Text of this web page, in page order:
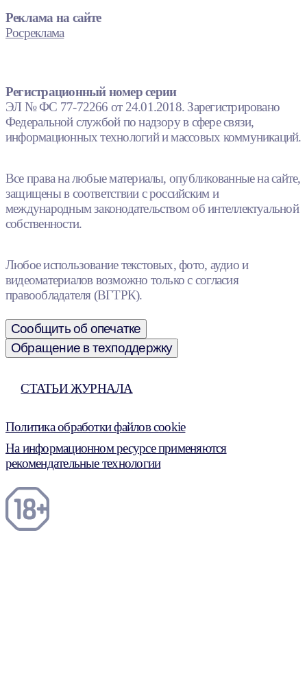
Реклама на сайте
Росреклама
Регистрационный номер серии
ЭЛ № ФС 77-72266 от 24.01.2018. Зарегистрировано
Федеральной службой по надзору в сфере связи,
информационных технологий и массовых коммуникаций.
Все права на любые материалы, опубликованные на сайте,
защищены в соответствии с российским и
международным законодательством об интеллектуальной
собственности.
Любое использование текстовых, фото, аудио и
видеоматериалов возможно только с согласия
правообладателя (ВГТРК).
Сообщить об опечатке
Обращение в техподдержку
СТАТЬИ ЖУРНАЛА
Политика обработки файлов cookie
На информационном ресурсе применяются
рекомендательные технологии